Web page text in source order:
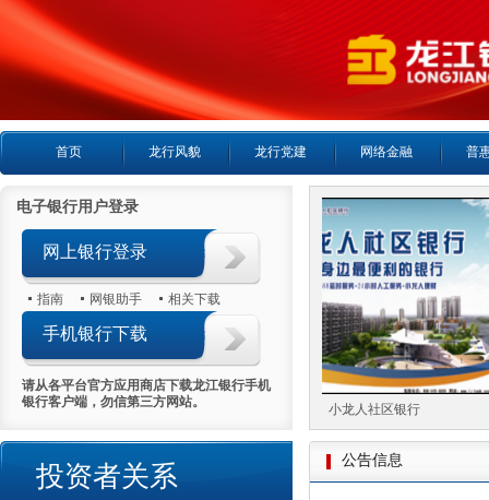
首页 龙行风貌 龙行党建 网络金融 普
电子银行用户登录
网上银行登录
指南 网银助手 相关下载
手机银行下载
请从各平台官方应用商店下载龙江银行手机
银行客户端，勿信第三方网站。
投资者关系
24小时客服热线 小龙人社区银行
公告信息